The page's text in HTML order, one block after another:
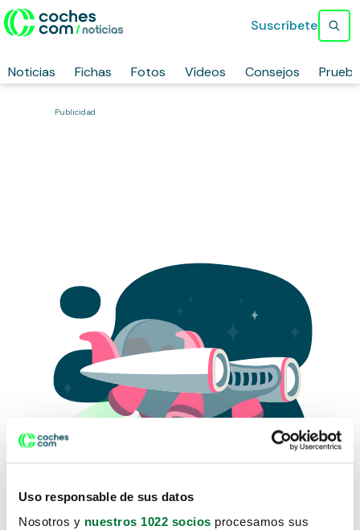
Uso responsable de sus datos
Nosotros y nuestros 1022 socios procesamos sus
Noticias Fichas Fotos Vídeos Consejos
Suscríbete
Publicidad